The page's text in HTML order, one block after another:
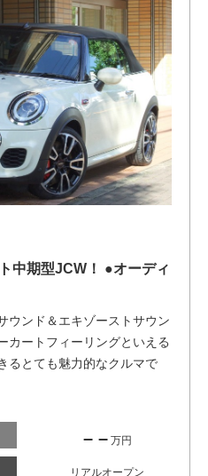
中期型JCW！ ●オーディ
ウンド＆エキゾーストサウン
カートフィーリングといえる
るとても魅力的なクルマで
– –万円
リアルオープン